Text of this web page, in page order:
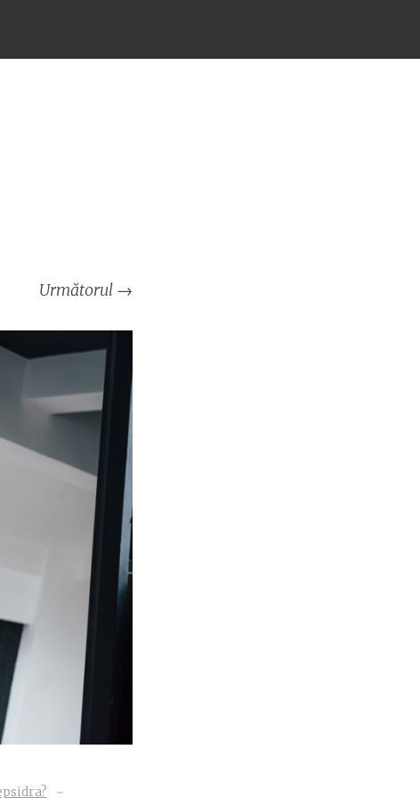
Următorul →
~